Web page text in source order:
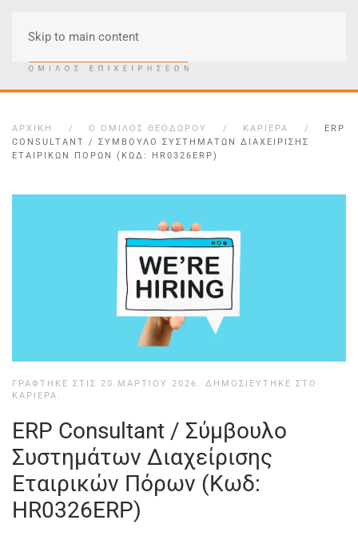
Skip to main content
ΑΡΧΙΚΉ Ο ΌΜΙΛΟΣ ΘΕΟΔΏΡΟΥ ΚΑΡΙΈΡΑ
ERP
CONSULTANT / ΣΎΜΒΟΥΛΟ ΣΥΣΤΗΜΆΤΩΝ ΔΙΑΧΕΊΡΙΣΗΣ
ΕΤΑΙΡΙΚΏΝ ΠΌΡΩΝ (ΚΩΔ: HR0326ERP)
ΓΡΆΦΤΗΚΕ ΣΤΙΣ 20 ΜΑΡΤΊΟΥ 2026 . ΔΗΜΟΣΙΕΎΤΗΚΕ ΣΤΟ
ΚΑΡΙΈΡΑ .
ERP Consultant / Σύμβουλο
Συστημάτων Διαχείρισης
Εταιρικών Πόρων (Κωδ:
HR0326ERP)